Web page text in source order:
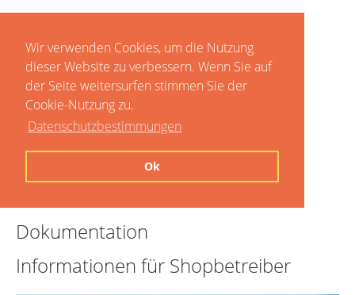
Wir verwenden Cookies, um die Nutzung
dieser Website zu verbessern. Wenn Sie auf
der Seite weitersurfen stimmen Sie der
Cookie-Nutzung zu.
Datenschutzbestimmungen
Ok
Dokumentation
Informationen für Shopbetreiber